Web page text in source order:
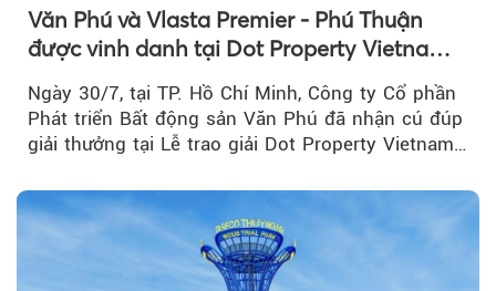
Văn Phú và Vlasta Premier - Phú Thuận
được vinh danh tại Dot Property Vietnam
Ngày 30/7, tại TP. Hồ Chí Minh, Công ty Cổ phần
Phát triển Bất động sản Văn Phú đã nhận cú đúp
giải thưởng tại Lễ trao giải Dot Property Vietnam